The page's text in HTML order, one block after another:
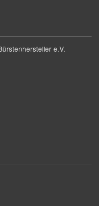
e.V.